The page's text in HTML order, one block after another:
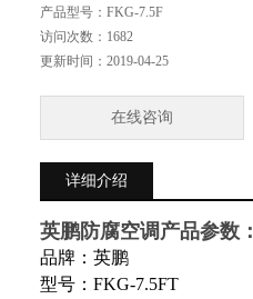
功能：挂式冷暖/单冷
电压：220V/50Hz
循环风量：550m3 /h
室内机尺寸：805*290*219
产品型号： FKG-7.5F
访问次数： 1682
更新时间： 2019-04-25
在线咨询
详细介绍
英鹏防腐空调产品参数：
品牌：英鹏
型号： FKG-7.5FT